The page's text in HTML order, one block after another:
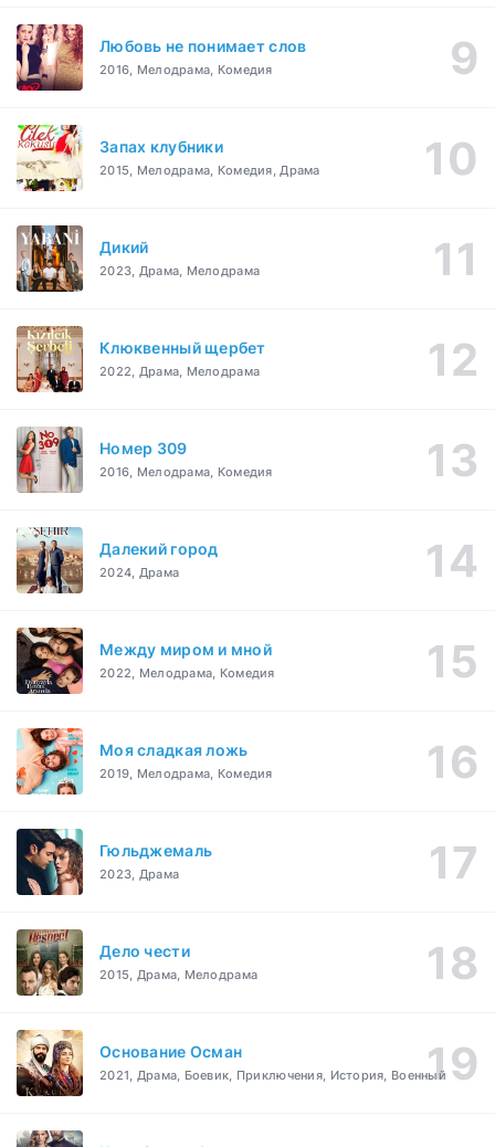
Любовь не понимает слов
2016, Мелодрама, Комедия
Запах клубники
2015, Мелодрама, Комедия, Драма
Дикий
2023, Драма, Мелодрама
Клюквенный щербет
2022, Драма, Мелодрама
Номер 309
2016, Мелодрама, Комедия
Далекий город
2024, Драма
Между миром и мной
2022, Мелодрама, Комедия
Моя сладкая ложь
2019, Мелодрама, Комедия
Гюльджемаль
2023, Драма
Дело чести
2015, Драма, Мелодрама
Основание Осман
2021, Драма, Боевик, Приключения, История, Военный